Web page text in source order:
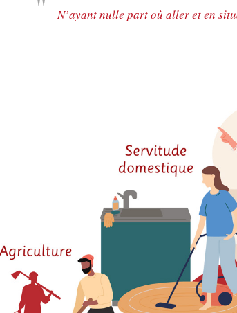
N’ayant nulle part où aller et en